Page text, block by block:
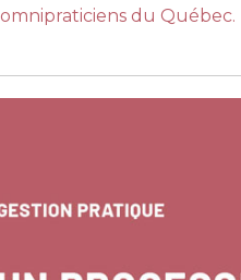
du Québec.